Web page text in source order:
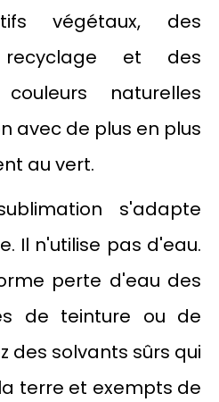
végétaux, des
et des
naturelles
avec de plus en plus
au vert.
s'adapte
Il n'utilise pas d'eau.
perte d'eau des
de teinture ou de
des solvants sûrs qui
terre et exempts de